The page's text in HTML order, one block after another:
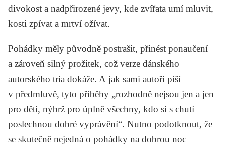
divokost a nadpřirozené jevy, kde zvířata umí mluvit,
kosti zpívat a mrtví ožívat.
Pohádky měly původně postrašit, přinést ponaučení
a zároveň silný prožitek, což verze dánského
autorského tria dokáže. A jak sami autoři píší
v předmluvě, tyto příběhy „rozhodně nejsou jen a jen
pro děti, nýbrž pro úplně všechny, kdo si s chutí
poslechnou dobré vyprávění“. Nutno podotknout, že
se skutečně nejedná o pohádky na dobrou noc